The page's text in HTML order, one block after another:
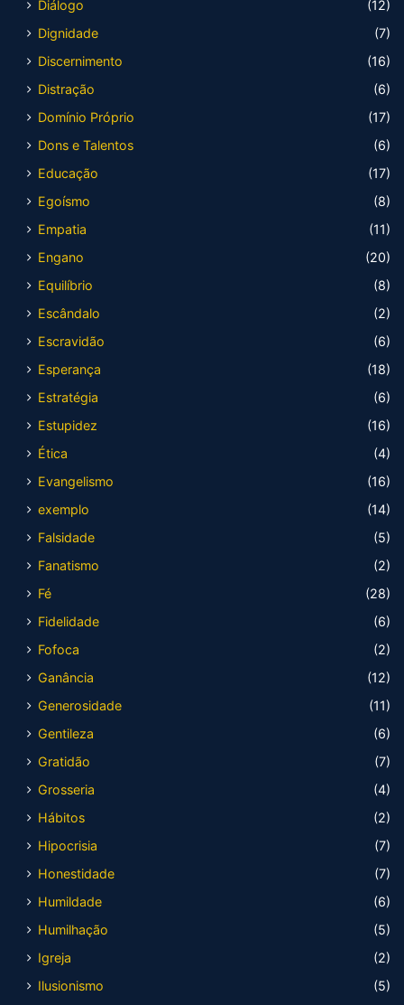
Diálogo
(12)
Dignidade
(7)
Discernimento
(16)
Distração
(6)
Domínio Próprio
(17)
Dons e Talentos
(6)
Educação
(17)
Egoísmo
(8)
Empatia
(11)
Engano
(20)
Equilíbrio
(8)
Escândalo
(2)
Escravidão
(6)
Esperança
(18)
Estratégia
(6)
Estupidez
(16)
Ética
(4)
Evangelismo
(16)
exemplo
(14)
Falsidade
(5)
Fanatismo
(2)
Fé
(28)
Fidelidade
(6)
Fofoca
(2)
Ganância
(12)
Generosidade
(11)
Gentileza
(6)
Gratidão
(7)
Grosseria
(4)
Hábitos
(2)
Hipocrisia
(7)
Honestidade
(7)
Humildade
(6)
Humilhação
(5)
Igreja
(2)
Ilusionismo
(5)